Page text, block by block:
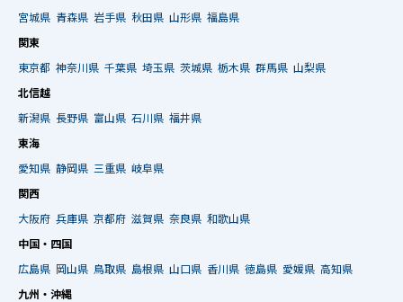
宮城県 青森県 岩手県 秋田県 山形県 福島県
関東
東京都 神奈川県 千葉県 埼玉県 茨城県 栃木県 群馬県 山梨県
北信越
新潟県 長野県 富山県 石川県 福井県
東海
愛知県 静岡県 三重県 岐阜県
関西
大阪府 兵庫県 京都府 滋賀県 奈良県 和歌山県
中国・四国
広島県 岡山県 鳥取県 島根県 山口県 香川県 徳島県 愛媛県 高知県
九州・沖縄